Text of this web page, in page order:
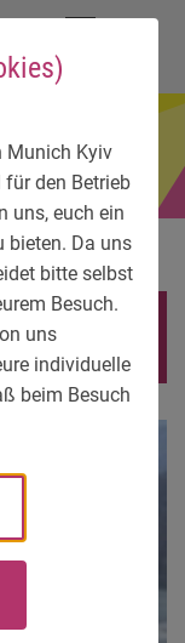
Munich Kyiv
für den Betrieb
uns, euch ein
bieten. Da uns
bitte selbst
Besuch.
uns
individuelle
beim Besuch